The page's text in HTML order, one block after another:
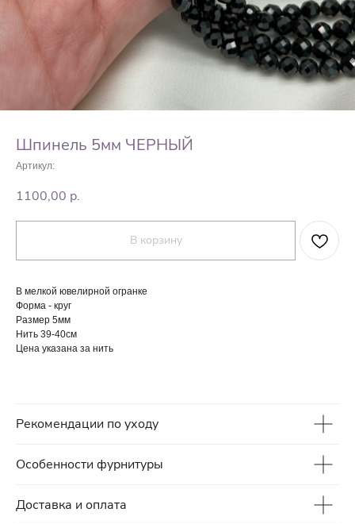
Шпинель 5мм ЧЕРНЫЙ
Артикул:
1100,00 р.
В корзину
В мелкой ювелирной огранке
Форма - круг
Размер 5мм
Нить 39-40см
Цена указана за нить
Рекомендации по уходу
Особенности фурнитуры
Доставка и оплата